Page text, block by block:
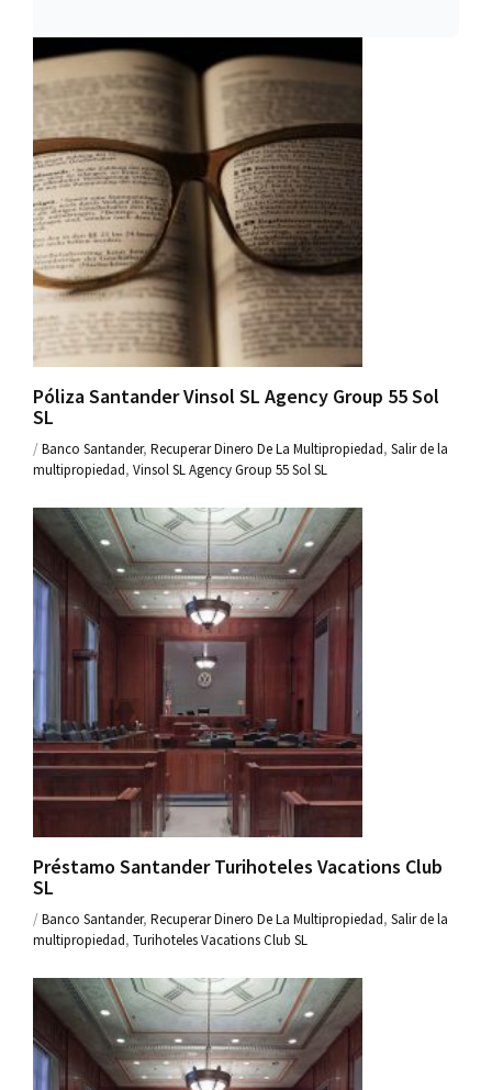
Póliza Santander Vinsol SL Agency Group 55 Sol
SL
/Banco Santander, Recuperar Dinero De La Multipropiedad, Salir de la
multipropiedad, Vinsol SL Agency Group 55 Sol SL
Préstamo Santander Turihoteles Vacations Club
SL
/Banco Santander, Recuperar Dinero De La Multipropiedad, Salir de la
multipropiedad, Turihoteles Vacations Club SL